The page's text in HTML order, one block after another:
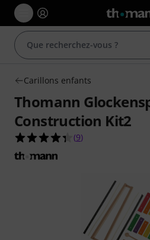
Carillons enfants
Thomann
Construction Kit2
4.3 étoiles sur 5
(9)